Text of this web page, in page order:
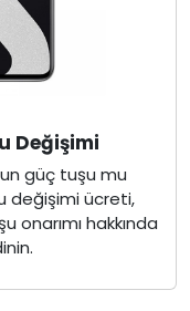
Değişimi
güç tuşu mu
değişimi ücreti,
hakkında